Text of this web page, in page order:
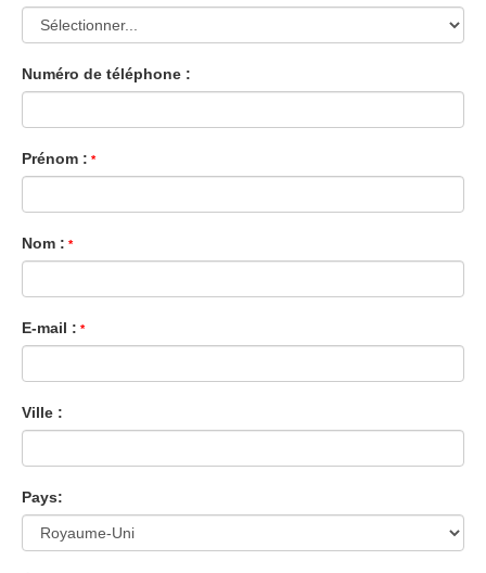
Numéro de téléphone :
Prénom :
Nom :
E-mail :
Ville :
Pays: